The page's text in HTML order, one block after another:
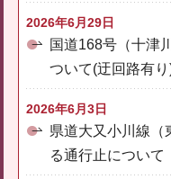
2026年6月29日
国道168号（十津
ついて(迂回路有
2026年6月3日
県道大又小川線（
る通行止について